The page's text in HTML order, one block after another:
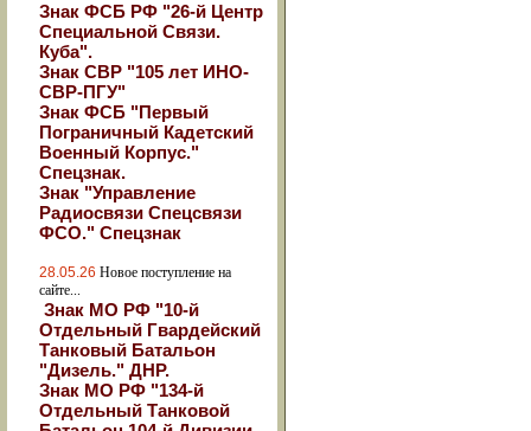
Знак ФСБ РФ "26-й Центр
Специальной Связи.
Куба".
Знак СВР "105 лет ИНО-
СВР-ПГУ"
Знак ФСБ "Первый
Пограничный Кадетский
Военный Корпус."
Спецзнак.
Знак "Управление
Радиосвязи Спецсвязи
ФСО." Спецзнак
28.05.26 Новое поступление на
сайте...
Знак МО РФ "10-й
Отдельный Гвардейский
Танковый Батальон
"Дизель." ДНР.
Знак МО РФ "134-й
Отдельный Танковой